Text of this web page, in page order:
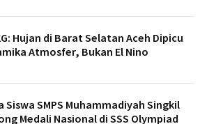
Hujan di Barat Selatan Aceh Dipicu
Atmosfer, Bukan El Nino
Siswa SMPS Muhammadiyah Singkil
Medali Nasional di SSS Olympiad